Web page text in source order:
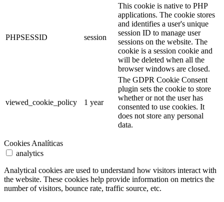
PHPSESSID session
This cookie is native to PHP
applications. The cookie stores
and identifies a user's unique
session ID to manage user
sessions on the website. The
cookie is a session cookie and
will be deleted when all the
browser windows are closed.
viewed_cookie_policy 1 year
The GDPR Cookie Consent
plugin sets the cookie to store
whether or not the user has
consented to use cookies. It
does not store any personal
data.
Cookies Analíticas
analytics
Analytical cookies are used to understand how visitors interact with
the website. These cookies help provide information on metrics the
number of visitors, bounce rate, traffic source, etc.